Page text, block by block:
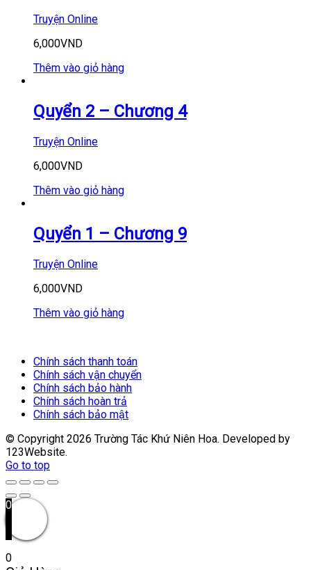
Truyện Online
6,000VND
Thêm vào giỏ hàng
Quyển 2 – Chương 4
Truyện Online
6,000VND
Thêm vào giỏ hàng
Quyển 1 – Chương 9
Truyện Online
6,000VND
Thêm vào giỏ hàng
Chính sách thanh toán
Chính sách vận chuyển
Chính sách bảo hành
Chính sách hoàn trả
Chính sách bảo mật
© Copyright 2026 Trường Tác Khứ Niên Hoa. Developed by
123Website.
Go to top
0
0